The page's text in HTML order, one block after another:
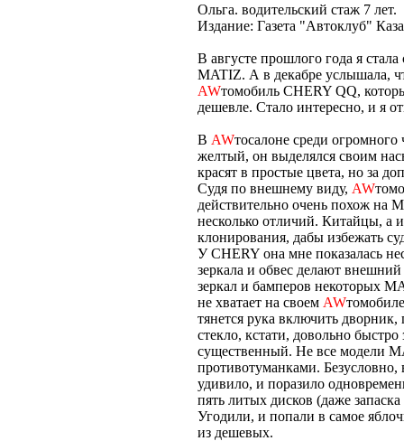
Ольга. водительский стаж 7 лет.
Издание: Газета "Автоклуб"
В августе прошлого года я
MATIZ. А в декабре услышала,
AWтомобиль CHERY QQ,
дешевле. Стало интересно, и я
В AWтосалоне среди огромного
желтый, он выделялся своим
красят в простые цвета, но за
Судя по внешнему виду, AW
действительно очень похож на
несколько отличий. Китайцы, а
клонирования, дабы избежать
У CHERY она мне показалась
зеркала и обвес делают
зеркал и бамперов некоторых
не хватает на своем AW
тянется рука включить дворник,
стекло, кстати, довольно
существенный. Не все модели
противотуманками.
удивило, и поразило
пять литых дисков (даже
Угодили, и попали в самое
из дешевых.